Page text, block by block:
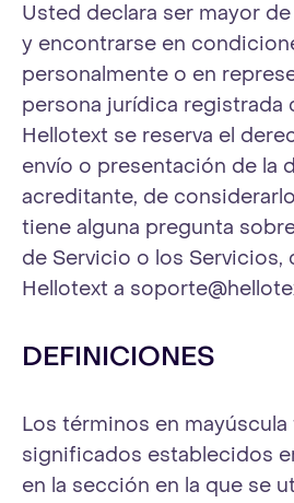
Usted declara ser mayor
y encontrarse en
personalmente o en
persona jurídica registrada
Hellotext se reserva el
envío o presentación de la
acreditante, de
tiene alguna pregunta
de Servicio o los Servicios,
Hellotext a
DEFINICIONES
Los términos en
significados establecidos
en la sección en la que se